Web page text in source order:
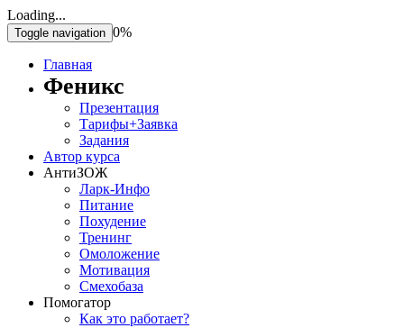
Loading...
Toggle navigation 0%
Главная
Феникс
Презентация
Тарифы+Заявка
Задания
Автор курса
АнтиЗОЖ
Ларк-Инфо
Питание
Похудение
Тренинг
Омоложение
Мотивация
Смехобаза
Помогатор
Как это работает?